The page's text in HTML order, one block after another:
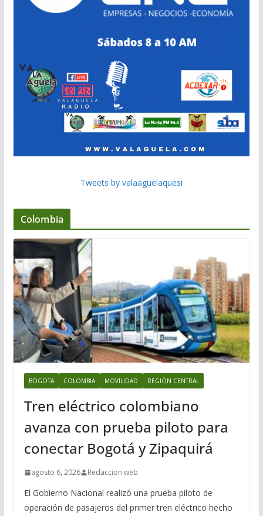
Tweets by valaaguelaquesi
Colombia
BOGOTA COLOMBIA MOVILIDAD REGIÓN CENTRAL
Tren eléctrico colombiano
avanza con prueba piloto para
conectar Bogotá y Zipaquirá
agosto 6, 2026 Redaccion web
El Gobierno Nacional realizó una prueba piloto de
operación de pasajeros del primer tren eléctrico hecho